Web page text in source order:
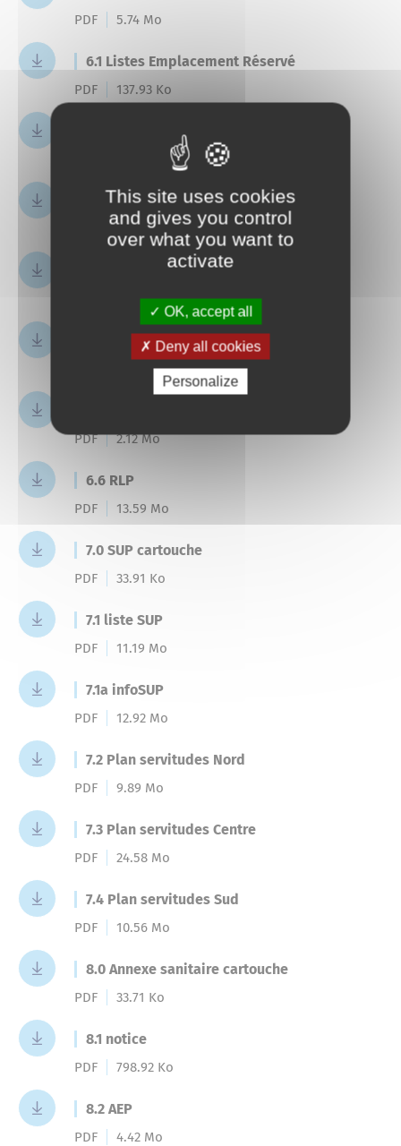
PDF 5.74 Mo
6.1 Listes Emplacement Réservé
PDF 137.93 Ko
6.1a Extrait planches cadastrales CD04
6.2 DPU
46.58 Ko
6.3 INFRA SONORES
296.86 Ko
3.50 Mo
PDF 2.12 Mo
6.6 RLP
PDF 13.59 Mo
7.0 SUP cartouche
PDF 33.91 Ko
7.1 liste SUP
PDF 11.19 Mo
7.1a infoSUP
PDF 12.92 Mo
7.2 Plan servitudes Nord
PDF 9.89 Mo
7.3 Plan servitudes Centre
PDF 24.58 Mo
7.4 Plan servitudes Sud
PDF 10.56 Mo
8.0 Annexe sanitaire cartouche
PDF 33.71 Ko
8.1 notice
PDF 798.92 Ko
8.2 AEP
PDF 4.42 Mo
This site uses cookies
and gives you control
over what you want to
activate
OK, accept all
Deny all cookies
Personalize